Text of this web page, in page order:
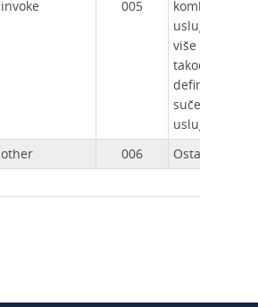
invoke 005
kombinirane
usluge
više usluga.
također
definiranje
sučelja za
usluga ili
other 006 Ostale usluge.